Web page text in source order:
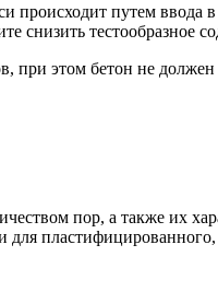
происходит путем
снизить тестообразное
при этом бетон не
пор, а также их